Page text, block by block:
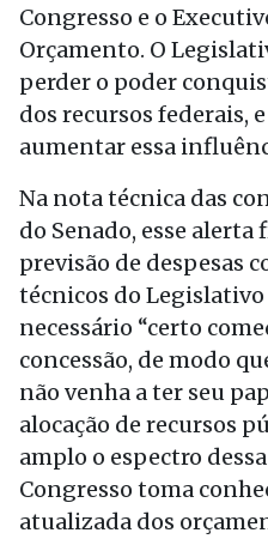
Congresso e o
Orçamento. O
perder o poder
dos recursos federais,
aumentar essa
Na nota técnica das
do Senado, esse alerta
previsão de despesas
técnicos do
necessário “certo
concessão, de modo
não venha a ter seu
alocação de recursos
amplo o espectro
Congresso toma
atualizada dos